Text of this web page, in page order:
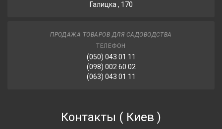
Галицка , 170
ПРОДАЖА ТОВАРОВ ДЛЯ САДОВОДСТВА
ТЕЛЕФОН
(050) 043 01 11
(098) 002 60 02
(063) 043 01 11
Контакты ( Киев )